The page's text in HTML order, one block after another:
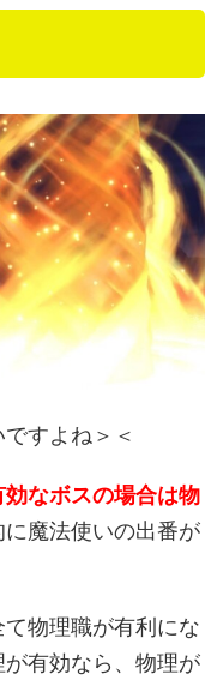
すよね＞＜
なボスの場合は物
魔法使いの出番が
物理職が有利にな
有効なら、物理が